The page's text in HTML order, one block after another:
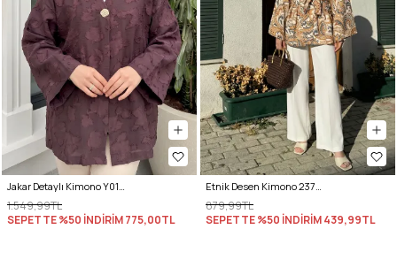
Jakar Detaylı Kimono Y0111 - MÜRDÜM
1.549,99TL
SEPETTE %50 İNDİRİM775,00TL
Etnik Desen Kimono 23751 - KREM
879,99TL
SEPETTE %50 İNDİRİM439,99TL